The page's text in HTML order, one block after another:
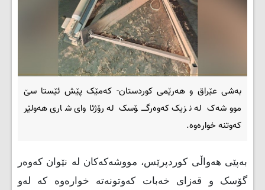
بەشی عێراق و هەرێمی کوردستان- کەمێک پێش ئێستا سێ
مووشەک لە نزیک کەوەرگــــۆسک لە رۆژئاوای شارى هەولێر
کەوتنە خوارەوە.
بەپێی هەواڵی کوردپرێس، مووشەکەکان لە نێوان کەوەر
گۆسک و قەزای خەبات کەوتونەتە خوارەوە کە لەو